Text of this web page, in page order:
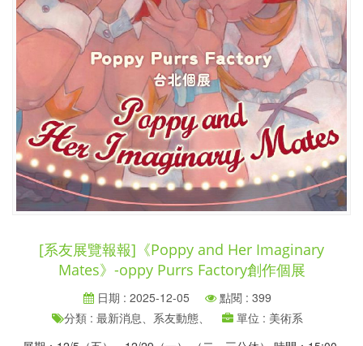
[系友展覽報報]《Poppy and Her Imaginary
Mates》-oppy Purrs Factory創作個展
日期 : 2025-12-05
點閱 : 399
分類 : 最新消息、系友動態、
單位 : 美術系